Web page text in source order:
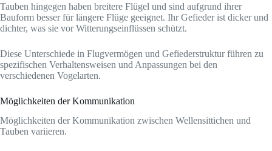
Tauben hingegen haben breitere Flügel und sind aufgrund ihrer
Bauform besser für längere Flüge geeignet. Ihr Gefieder ist dicker und
dichter, was sie vor Witterungseinflüssen schützt.
Diese Unterschiede in Flugvermögen und Gefiederstruktur führen zu
spezifischen Verhaltensweisen und Anpassungen bei den
verschiedenen Vogelarten.
Möglichkeiten der Kommunikation
Möglichkeiten der Kommunikation zwischen Wellensittichen und
Tauben variieren.